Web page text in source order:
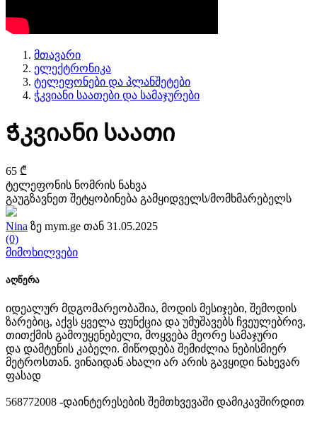
მთავარი
ელექტრონიკა
ტელეფონები და პლანშეტები
ჭკვიანი საათები და სამაჯურები
Ჭკვიანი საათი
65 ₾
ტელეფონის ნომრის ნახვა
გაუგზავნეთ შეტყობინება გამყიდველს/მომხმარებელს
Nina ზე mym.ge თან 31.05.2025
(0)
მიმოხილვები
აღწერა
იდეალურ მდგომარეობაშია, მოდის მესიჯები, შემოდის
ზარებიც, აქვს ყველა ფუნქცია და უმუშავებს ჩვეულებრივ,
თითქმის გამოუყენებელი, მოყვება მეორე სამაჯური
და დამტენის კაბელი. მიწოდება შემიძლია ნებისმიერ
მეტროსთან. ვინაიდან ახალი არ არის გავყიდი ნახევარ
ფასად
568772008 -დაინტერესების შემთხვევაში დამიკავშირდით